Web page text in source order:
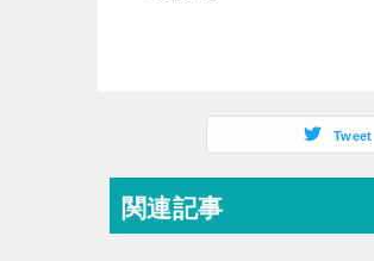
Tweet
関連記事